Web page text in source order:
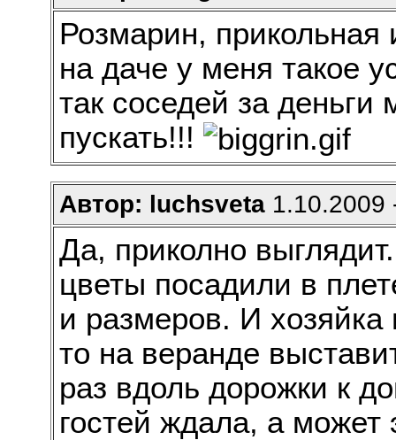
Розмарин,
на даче у меня такое
так соседей за деньги
пускать!!!
Автор: luchsveta1.10.2009
Да, приколно
цветы посадили в
и размеров. И хозяйка
то на веранде
раз вдоль дорожки к
гостей ждала, а может